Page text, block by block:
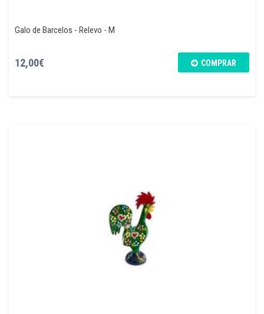
Galo de Barcelos - Relevo - M
12,00€ COMPRAR